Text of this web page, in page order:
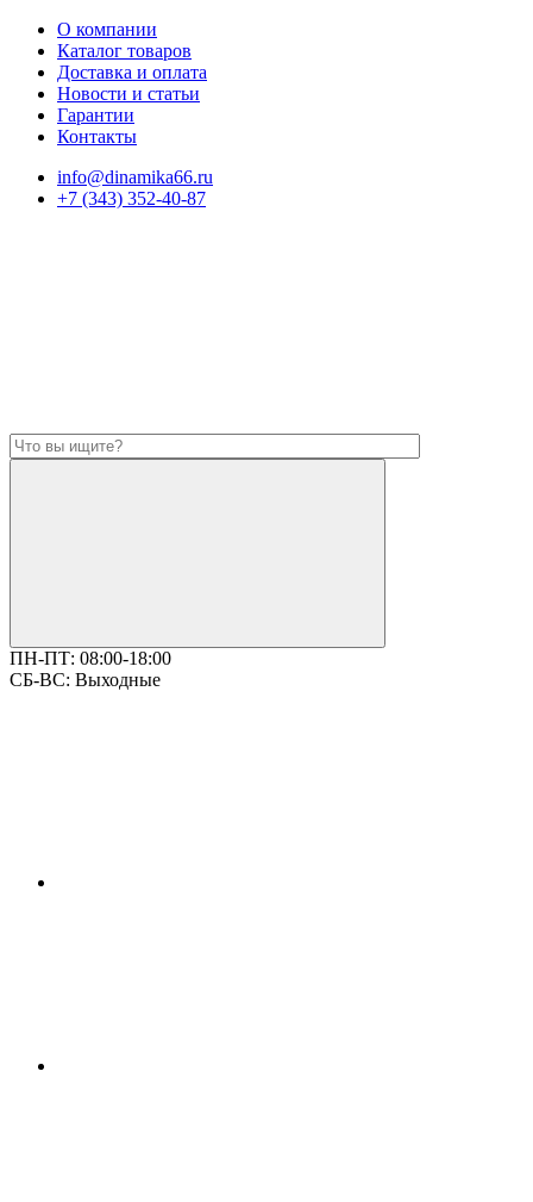
О компании
Каталог товаров
Доставка и оплата
Новости и статьи
Гарантии
Контакты
info@dinamika66.ru
+7 (343) 352-40-87
ПН-ПТ: 08:00-18:00
СБ-ВС: Выходные